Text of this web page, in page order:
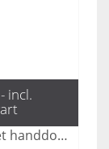
incl.
De Rondo vrijstaande badkraan met handdouche in mat zwart combineert stijl en functionaliteit, perfect voor moderne badkamers. Met een elegante uitstraling en gebruiksvriendelijke bediening biedt deze kraan een luxe ervaring tijdens uw badmomenten. Dankzij het duurzame ontwerp en de hoogwaardige afwerking is dit product een ideale keuze voor elk interieur.